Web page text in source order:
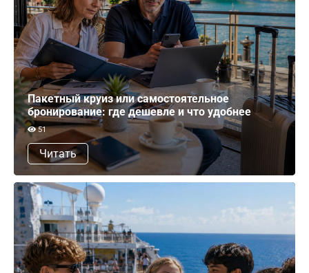
Пакетный круиз или самостоятельное
бронирование: где дешевле и что удобнее
51
Читать